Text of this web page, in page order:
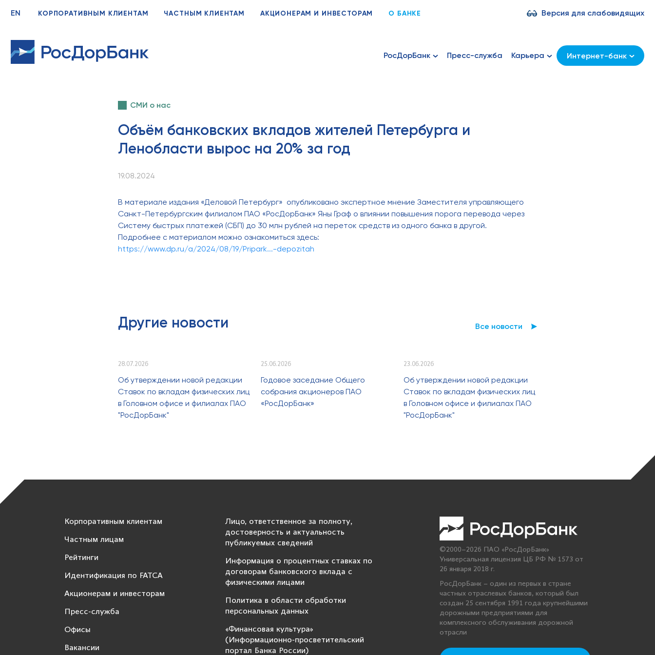
EN КОРПОРАТИВНЫМ КЛИЕНТАМ ЧАСТНЫМ КЛИЕНТАМ АКЦИОНЕРАМ И ИНВЕСТОРАМ О БАНКЕ Версия для слабовидящих
РосДорБанк Пресс-служба Карьера Интернет-банк
СМИ о нас
Объём банковских вкладов жителей Петербурга и
Ленобласти вырос на 20% за год
19.08.2024
В материале издания «Деловой Петербург» опубликовано экспертное мнение Заместителя управляющего
Санкт-Петербургским филиалом ПАО «РосДорБанк» Яны Граф о влиянии повышения порога перевода через
Систему быстрых платежей (СБП) до 30 млн рублей на переток средств из одного банка в другой.
Подробнее с материалом можно ознакомиться здесь:
https://www.dp.ru/a/2024/08/19/Pripark...-depozitah
Другие новости Все новости
28.07.2026
Об утверждении новой редакции
Ставок по вкладам физических лиц
в Головном офисе и филиалах ПАО
"РосДорБанк"
25.06.2026
Годовое заседание Общего
собрания акционеров ПАО
«РосДорБанк»
23.06.2026
Об утверждении новой редакции
Ставок по вкладам физических лиц
в Головном офисе и филиалах ПАО
"РосДорБанк"
Корпоративным клиентам
Частным лицам
Рейтинги
Идентификация по FATCA
Акционерам и инвесторам
Пресс-служба
Офисы
Вакансии
Лицо, ответственное за полноту,
достоверность и актуальность
публикуемых сведений
Информация о процентных ставках по
договорам банковского вклада с
физическими лицами
Политика в области обработки
персональных данных
«Финансовая культура»
(Информационно-просветительский
портал Банка России)
©2000–2026 ПАО «РосДорБанк»
Универсальная лицензия ЦБ РФ № 1573 от
26 января 2018 г.
РосДорБанк – один из первых в стране
частных отраслевых банков, который был
создан 25 сентября 1991 года крупнейшими
дорожными предприятиями для
комплексного обслуживания дорожной
отрасли